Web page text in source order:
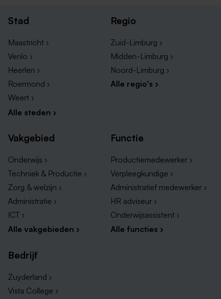
het gebied van Logistics Management en Zuyd
Maastricht bevindt zich de Hoge Hotelschool waar je
de opleiding vindt die zich volledig richt op de
hotellerie.
Vrijwel alle gemeentes in Limburg, zo ook
bieden functies aan voor managers. Andere mogelijke
Boels
en Medtronic
Stad
Maastricht ›
Venlo ›
Heerlen ›
Roermond ›
Weert ›
Alle steden ›
Regio
Zuid-Limburg ›
Midden-Limburg ›
Noord-Limburg ›
Alle regio's ›
Vakgebied
Onderwijs ›
Techniek & Productie ›
Zorg & welzijn ›
Administratie ›
ICT ›
Alle vakgebieden ›
Functie
Productiemedewerker ›
Verpleegkundige ›
Administratief medewerker ›
HR adviseur ›
Onderwijsassistent ›
Alle functies ›
Bedrijf
Zuyderland ›
Vista College ›